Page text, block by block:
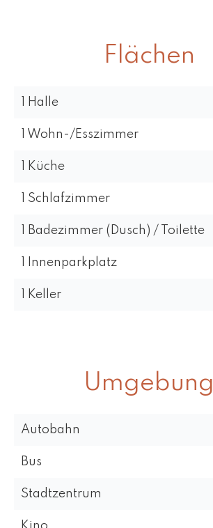
Flächen
1 Halle
1 Wohn-/Esszimmer
1 Küche
1 Schlafzimmer
1 Badezimmer (Dusch) / Toilette
1 Innenparkplatz
1 Keller
Umgebung
Autobahn
Bus
Stadtzentrum